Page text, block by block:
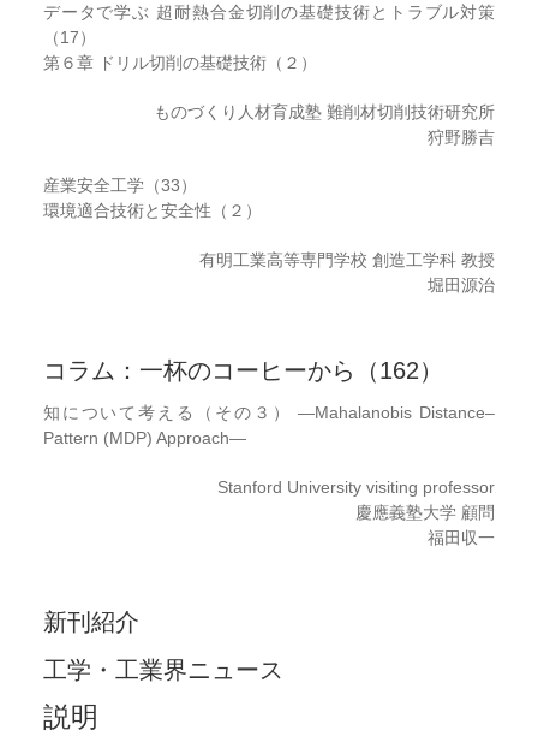
データで学ぶ 超耐熱合金切削の基礎技術とトラブル対策
（17）
第６章 ドリル切削の基礎技術（２）
ものづくり人材育成塾 難削材切削技術研究所
狩野勝吉
産業安全工学（33）
環境適合技術と安全性（２）
有明工業高等専門学校 創造工学科 教授
堀田源治
コラム：一杯のコーヒーから（162）
知について考える（その３） ―Mahalanobis Distance–
Pattern (MDP) Approach―
Stanford University visiting professor
慶應義塾大学 顧問
福田収一
新刊紹介
工学・工業界ニュース
説明